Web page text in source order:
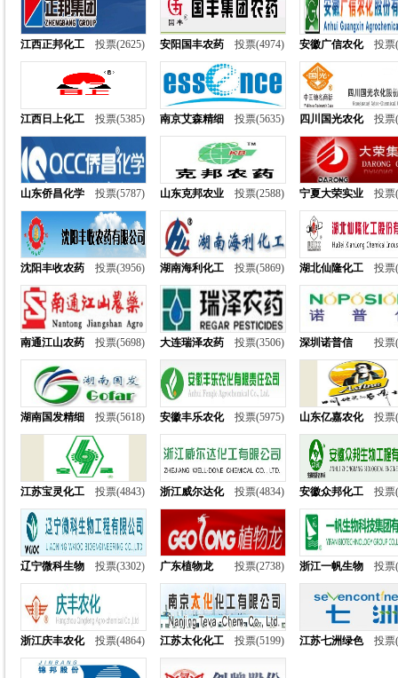
江西正邦化工 投票(2625) 安阳国丰农药 投票(4974) 安徽广信农化 投票
江西日上化工 投票(5385) 南京艾森精细 投票(5635) 四川国光农化 投票
山东侨昌化学 投票(5787) 山东克邦农业 投票(2588) 宁夏大荣实业 投票
沈阳丰收农药 投票(3956) 湖南海利化工 投票(5869) 湖北仙隆化工 投票
南通江山农药 投票(5698) 大连瑞泽农药 投票(3506) 深圳诺普信 投票
湖南国发精细 投票(5618) 安徽丰乐农化 投票(5975) 山东亿嘉农化 投票
江苏宝灵化工 投票(4843) 浙江威尔达化 投票(4834) 安徽众邦化工 投票
辽宁微科生物 投票(3302) 广东植物龙 投票(2738) 浙江一帆生物 投票
浙江庆丰农化 投票(4864) 江苏太化化工 投票(5199) 江苏七洲绿色 投票